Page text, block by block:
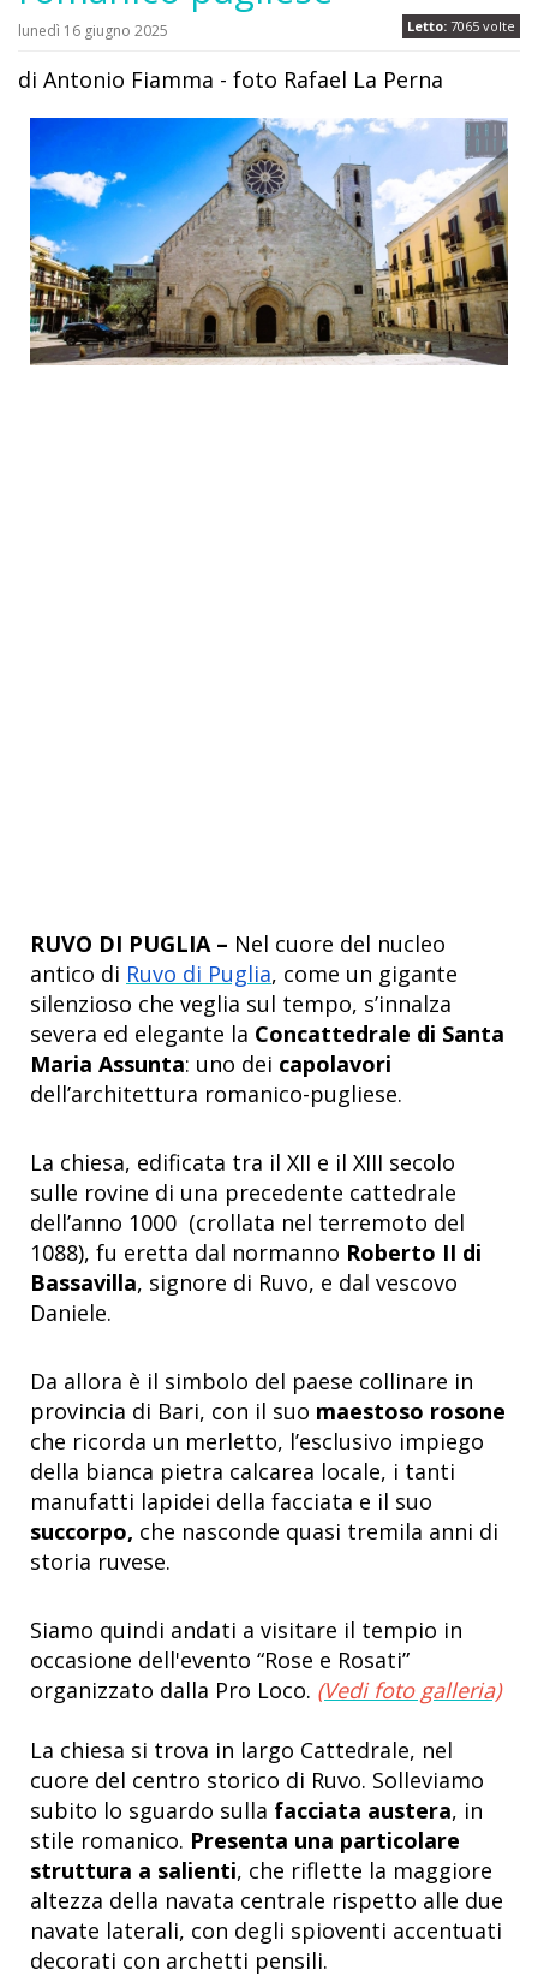
Letto: 7065 volte
lunedì 16 giugno 2025
di Antonio Fiamma - foto Rafael La Perna
RUVO DI PUGLIA – Nel cuore del nucleo
antico di Ruvo di Puglia, come un gigante
silenzioso che veglia sul tempo, s’innalza
severa ed elegante la Concattedrale di Santa
Maria Assunta: uno dei capolavori
dell’architettura romanico-pugliese.
La chiesa, edificata tra il XII e il XIII secolo
sulle rovine di una precedente cattedrale
dell’anno 1000 (crollata nel terremoto del
1088), fu eretta dal normanno Roberto II di
Bassavilla, signore di Ruvo, e dal vescovo
Daniele.
Da allora è il simbolo del paese collinare in
provincia di Bari, con il suo maestoso rosone
che ricorda un merletto, l’esclusivo impiego
della bianca pietra calcarea locale, i tanti
manufatti lapidei della facciata e il suo
succorpo, che nasconde quasi tremila anni di
storia ruvese.
Siamo quindi andati a visitare il tempio in
occasione dell'evento “Rose e Rosati”
organizzato dalla Pro Loco. (Vedi foto galleria)
La chiesa si trova in largo Cattedrale, nel
cuore del centro storico di Ruvo. Solleviamo
subito lo sguardo sulla facciata austera, in
stile romanico. Presenta una particolare
struttura a salienti, che riflette la maggiore
altezza della navata centrale rispetto alle due
navate laterali, con degli spioventi accentuati
decorati con archetti pensili.